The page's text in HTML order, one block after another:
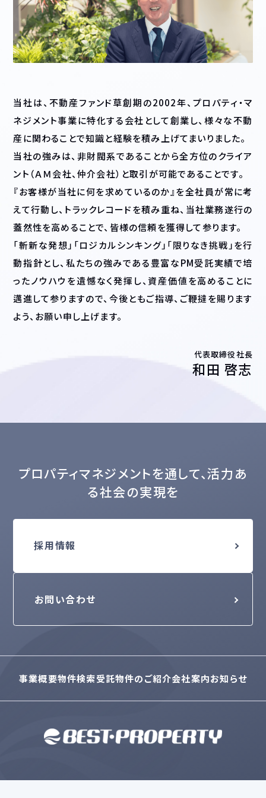
当社は、不動産ファンド草創期の2002年、プロパティ・マ
ネジメント事業に特化する会社として創業し、様々な不動
産に関わることで知識と経験を積み上げてまいりました。
当社の強みは、非財閥系であることから全方位のクライア
ント（ＡＭ会社、仲介会社）と取引が可能であることです。
『お客様が当社に何を求めているのか』を全社員が常に考
えて行動し、トラックレコードを積み重ね、当社業務遂行の
蓋然性を高めることで、皆様の信頼を獲得して参ります。
「斬新な発想」「ロジカルシンキング」「限りなき挑戦」を行
動指針とし、私たちの強みである豊富なPM受託実績で培
ったノウハウを遺憾なく発揮し、資産価値を高めることに
邁進して参りますので、今後ともご指導、ご鞭撻を賜ります
よう、お願い申し上げます。
代表取締役社長
和田 啓志
プロパティマネジメントを通して、活力あ
る社会の実現を
採用情報
お問い合わせ
事業概要物件検索受託物件のご紹介会社案内お知らせ